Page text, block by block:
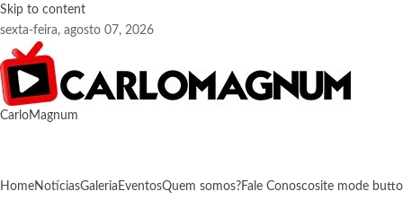
Skip to content
sexta-feira, agosto 07, 2026
CarloMagnum
HomeNotíciasGaleria EventosQuem somos?Fale Conoscosite mode